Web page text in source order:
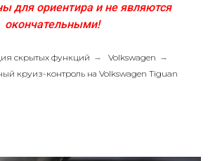
для ориентира и не являются
окончательными!
скрытых функций → Volkswagen →
круиз-контроль на Volkswagen Tiguan